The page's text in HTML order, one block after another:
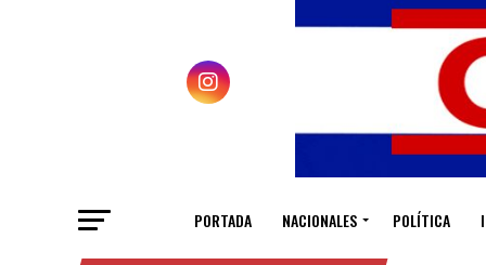
PORTADA NACIONALES POLÍTICA